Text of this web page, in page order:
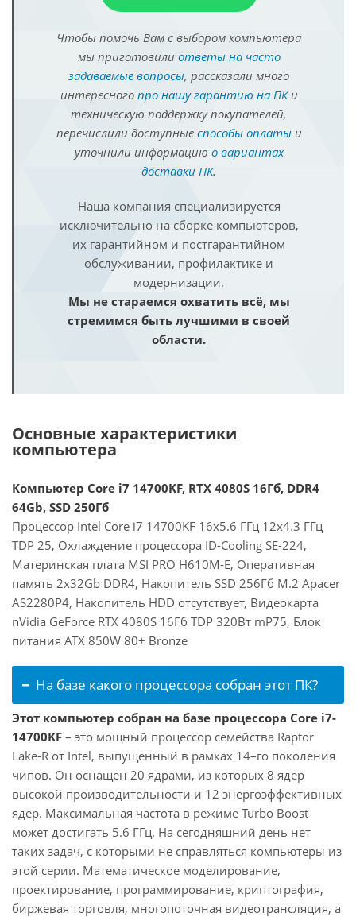
Чтобы помочь Вам с выбором компьютера
мы приготовили ответы на часто
задаваемые вопросы, рассказали много
интересного про нашу гарантию на ПКи
техническую поддержку покупателей,
перечислили доступные способы оплатыи
уточнили информацию о вариантах
доставки ПК.
Наша компания специализируется
исключительно на сборке компьютеров,
их гарантийном и постгарантийном
обслуживании, профилактике и
модернизации.
Мы не стараемся охватить всё, мы
стремимся быть лучшими в своей
области.
Основные характеристики
компьютера
Компьютер Core i7 14700KF, RTX 4080S 16Гб, DDR4
64Gb, SSD 250Гб
Процессор Intel Core i7 14700KF 16x5.6 ГГц 12x4.3 ГГц
TDP 25, Охлаждение процессора ID-Cooling SE-224,
Материнская плата MSI PRO H610M-E, Оперативная
память 2x32Gb DDR4, Накопитель SSD 256Гб M.2 Apacer
AS2280P4, Накопитель HDD отсутствует, Видеокарта
nVidia GeForce RTX 4080S 16Гб TDP 320Вт mP75, Блок
питания ATX 850W 80+ Bronze
На базе какого процессора собран этот ПК?
Этот компьютер собран на базе процессора Core i7-
14700KF – это мощный процессор семейства Raptor
Lake-R от Intel, выпущенный в рамках 14–го поколения
чипов. Он оснащен 20 ядрами, из которых 8 ядер
высокой производительности и 12 энергоэффективных
ядер. Максимальная частота в режиме Turbo Boost
может достигать 5.6 ГГц. На сегодняшний день нет
таких задач, с которыми не справляться компьютеры из
этой серии. Математическое моделирование,
проектирование, программирование, криптография,
биржевая торговля, многопоточная видеотрансляция, а